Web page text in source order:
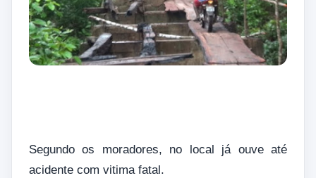
Segundo os moradores, no local já ouve até
acidente com vitima fatal.